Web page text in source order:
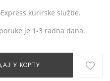
kurirske službe.
je 1-3 radna dana.
У КОРПУ